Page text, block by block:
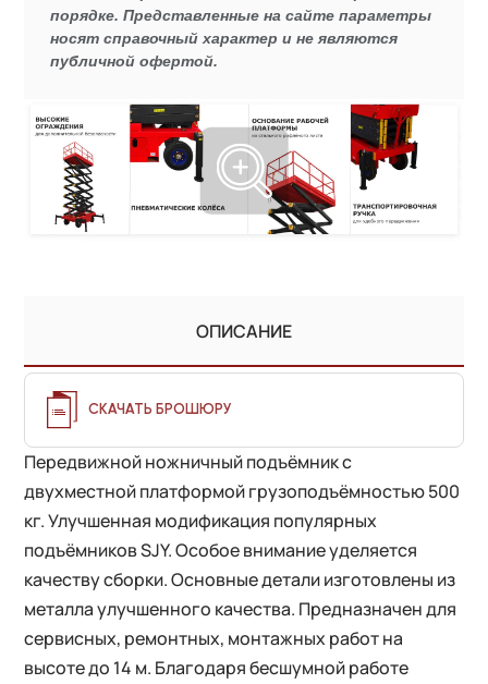
порядке. Представленные на сайте параметры
носят справочный характер и не являются
публичной офертой.
ОПИСАНИЕ
СКАЧАТЬ БРОШЮРУ
Передвижной ножничный подъёмник с
двухместной платформой грузоподъёмностью 500
кг. Улучшенная модификация популярных
подъёмников SJY. Особое внимание уделяется
качеству сборки. Основные детали изготовлены из
металла улучшенного качества. Предназначен для
сервисных, ремонтных, монтажных работ на
высоте до 14 м. Благодаря бесшумной работе